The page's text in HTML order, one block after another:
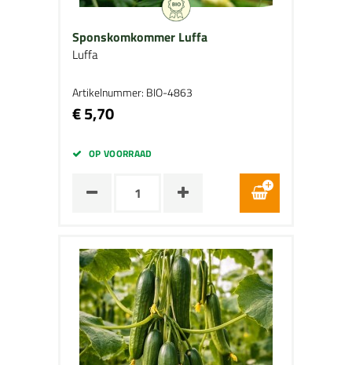
Sponskomkommer Luffa
Luffa
Artikelnummer: BIO-4863
€ 5,70
OP VOORRAAD